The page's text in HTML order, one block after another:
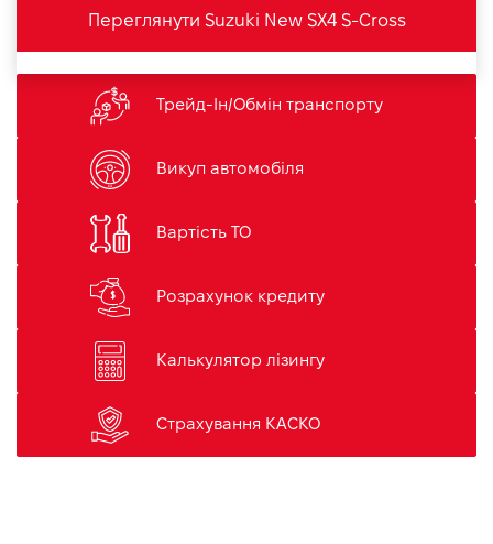
Переглянути Suzuki New SX4 S-Cross
Трейд-Ін/Обмін транспорту
Викуп автомобіля
Вартість ТО
Розрахунок кредиту
Калькулятор лізингу
Страхування КАСКО